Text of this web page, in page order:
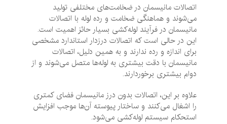
اتصالات مانیسمان در ضخامت‌های مختلفی تولید
می‌شوند و هماهنگی ضخامت و رده لوله با اتصالات
مانیسمان در فرآیند لوله‌کشی بسیار حائز اهمیت است.
این در حالی است که اتصالات درزدار استاندارد مشخصی
برای اندازه و رده ندارند و به همین دلیل، اتصالات
مانیسمان با دقت بیشتری به لوله‌ها متصل می‌شوند و از
دوام بیشتری برخوردارند.
علاوه بر این، اتصالات بدون درز مانیسمان فضای کمتری
را اشغال می‌کنند و ساختار پیوسته آن‌ها موجب افزایش
استحکام سیستم لوله‌کشی می‌شود.